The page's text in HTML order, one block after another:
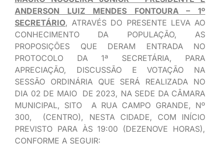
ANDERSON LUIZ MENDES FONTOURA – 1º
SECRETÁRIO, ATRAVÉS DO PRESENTE LEVA AO
CONHECIMENTO DA POPULAÇÃO, AS
PROPOSIÇÕES QUE DERAM ENTRADA NO
PROTOCOLO DA 1ª SECRETÁRIA, PARA
APRECIAÇÃO, DISCUSSÃO E VOTAÇÃO NA
SESSÃO ORDINÁRIA QUE SERÁ REALIZADA NO
DIA 02 DE MAIO DE 2023, NA SEDE DA CÂMARA
MUNICIPAL, SITO A RUA CAMPO GRANDE, Nº
300, (CENTRO), NESTA CIDADE, COM INÍCIO
PREVISTO PARA ÀS 19:00 (DEZENOVE HORAS),
CONFORME A SEGUIR: